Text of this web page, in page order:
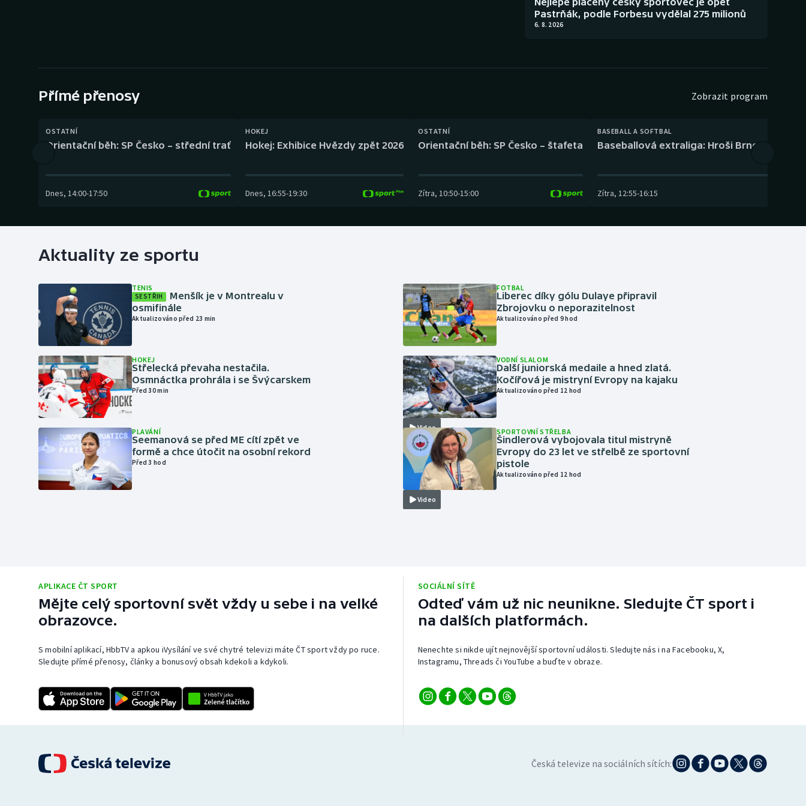
Gymnastika Plážový volejbal
Pastrňák, podle Forbesu vydělal 275 milionů
6. 8. 2026
Přímé přenosy Zobrazit program
OSTATNÍ
Orientační běh: SP Česko – střední trať
Dnes, 14:00-17:50
HOKEJ
Hokej: Exhibice Hvězdy zpět 2026
Dnes, 16:55-19:30
OSTATNÍ
Orientační běh: SP Česko – štafeta
Zítra, 10:50-15:00
BASEBALL A SOFTBAL
Baseballová extraliga: Hroši Brno – Eagles
Zítra, 12:55-16:15
Aktuality ze sportu
TENIS
SESTŘIH
Menšík je v Montrealu v
osmifinále
Aktualizováno před 23 min
HOKEJ
Střelecká převaha nestačila.
Osmnáctka prohrála i se Švýcarskem
Před 30 min
PLAVÁNÍ
Seemanová se před ME cítí zpět ve
formě a chce útočit na osobní rekord
Před 3 hod
FOTBAL
Liberec díky gólu Dulaye připravil
Zbrojovku o neporazitelnost
Aktualizováno před 9 hod
Video
VODNÍ SLALOM
Další juniorská medaile a hned zlatá.
Kočířová je mistryní Evropy na kajaku
Aktualizováno před 12 hod
Video
SPORTOVNÍ STŘELBA
Šindlerová vybojovala titul mistryně
Evropy do 23 let ve střelbě ze sportovní
pistole
Aktualizováno před 12 hod
APLIKACE ČT SPORT
Mějte celý sportovní svět vždy u sebe i na velké
obrazovce.
S mobilní aplikací, HbbTV a apkou iVysílání ve své chytré televizi máte ČT sport vždy po ruce.
Sledujte přímé přenosy, články a bonusový obsah kdekoli a kdykoli.
SOCIÁLNÍ SÍTĚ
Odteď vám už nic neunikne. Sledujte ČT sport i
na dalších platformách.
Nenechte si nikde ujít nejnovější sportovní události. Sledujte nás i na Facebooku, X,
Instagramu, Threads či YouTube a buďte v obraze.
Česká televize na sociálních sítích: